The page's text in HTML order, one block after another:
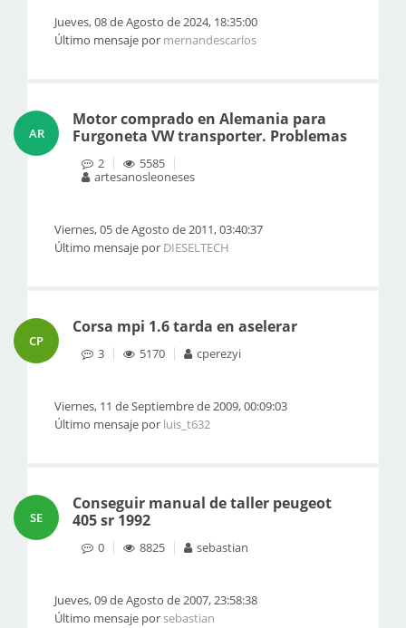
Jueves, 08 de Agosto de 2024, 18:35:00
Último mensaje por mernandescarlos
AR
Motor comprado en Alemania para
Furgoneta VW transporter. Problemas
2
5585
artesanosleoneses
Viernes, 05 de Agosto de 2011, 03:40:37
Último mensaje por DIESELTECH
CP
Corsa mpi 1.6 tarda en aselerar
3 5170 cperezyi
Viernes, 11 de Septiembre de 2009, 00:09:03
Último mensaje por luis_t632
SE
Conseguir manual de taller peugeot
405 sr 1992
0 8825 sebastian
Jueves, 09 de Agosto de 2007, 23:58:38
Último mensaje porsebastian